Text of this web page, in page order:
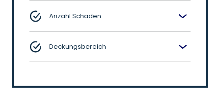
Anzahl Schäden
Deckungsbereich